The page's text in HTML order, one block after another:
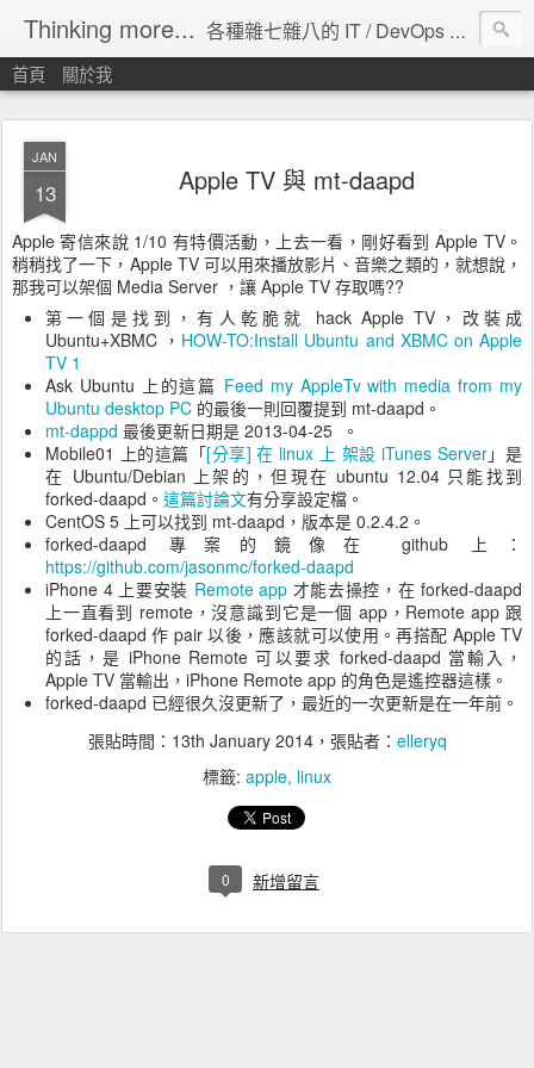
Thinking more... 各種雜七雜八的 IT / DevOps 工具 / 程式設計 / 雲端服務分享。
首頁 關於我
JAN
13 Apple TV 與 mt-daapd
Apple 寄信來說 1/10 有特價活動，上去一看，剛好看到 Apple TV。
稍稍找了一下，Apple TV 可以用來播放影片、音樂之類的，就想說，
那我可以架個 Media Server ，讓 Apple TV 存取嗎??
第一個是找到，有人乾脆就 hack Apple TV，改裝成
Ubuntu+XBMC ， HOW-TO:Install Ubuntu and XBMC on Apple
TV 1
Ask Ubuntu 上的這篇 Feed my AppleTv with media from my
Ubuntu desktop PC 的最後一則回覆提到 mt-daapd。
mt-dappd 最後更新日期是 2013-04-25 。
Mobile01 上的這篇「[分享] 在 linux 上 架設 iTunes Server」是
在 Ubuntu/Debian 上架的，但現在 ubuntu 12.04 只能找到
forked-daapd。 這篇討論文有分享設定檔。
CentOS 5 上可以找到 mt-daapd，版本是 0.2.4.2。
forked-daapd 專案的鏡像在 github 上：
https://github.com/jasonmc/forked-daapd
iPhone 4 上要安裝 Remote app 才能去操控，在 forked-daapd
上一直看到 remote，沒意識到它是一個 app，Remote app 跟
forked-daapd 作 pair 以後，應該就可以使用。再搭配 Apple TV
的話，是 iPhone Remote 可以要求 forked-daapd 當輸入，
Apple TV 當輸出，iPhone Remote app 的角色是遙控器這樣。
forked-daapd 已經很久沒更新了，最近的一次更新是在一年前。
張貼時間： 13th January 2014，張貼者： elleryq
標籤: apple linux
0 新增留言